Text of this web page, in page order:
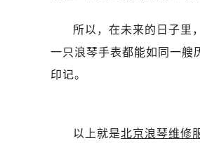
所以，在未来的日子里
一只浪琴手表都能如同一艘
印记。
以上就是北京浪琴维修